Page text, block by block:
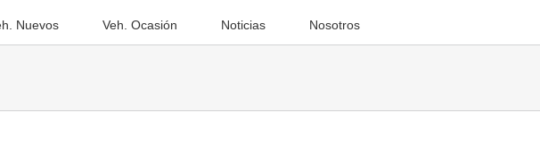
Nuevos Veh. Ocasión Noticias Nosotros